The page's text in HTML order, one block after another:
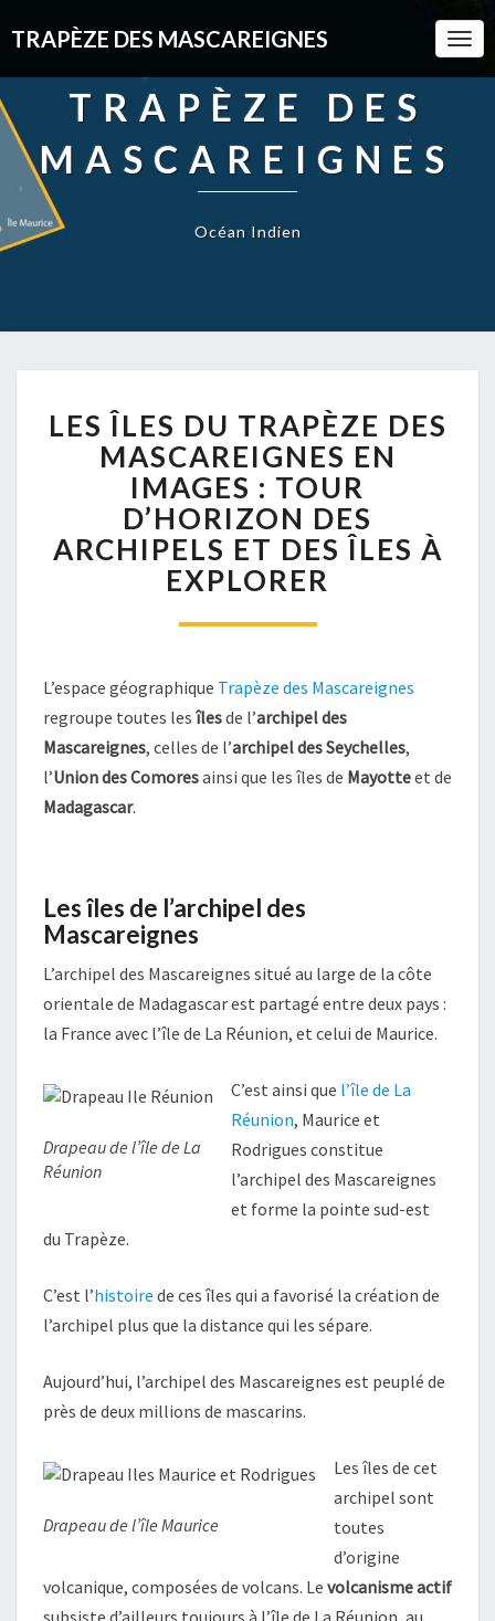
TRAPÈZE DES MASCAREIGNES
TRAPÈZE DES
MASCAREIGNES
Océan Indien
ÎLES
DU
TRAPÈZE
DES
MASCAREIGNES
EN
IMAGES
:
TOUR
ARCHIPELS
ET
DES
ÎLES
À
LES ÎLES DU TRAPÈZE DES
MASCAREIGNES EN
IMAGES : TOUR
D’HORIZON DES
ARCHIPELS ET DES ÎLES À
EXPLORER
L’espace géographique Trapèze des Mascareignes
regroupe toutes les îlesde l’archipel des
Mascareignes, celles de l’archipel des Seychelles,
l’Union des Comoresainsi que les îles de Mayotteet de
Madagascar.
Les îles de l’archipel des
Mascareignes
L’archipel des Mascareignes situé au large de la côte
orientale de Madagascar est partagé entre deux pays :
la France avec l’île de La Réunion, et celui de Maurice.
Drapeau de l’île de La
Réunion
C’est ainsi que l’île de La
Réunion, Maurice et
Rodrigues constitue
l’archipel des Mascareignes
et forme la pointe sud-est
du Trapèze.
C’est l’histoire de ces îles qui a favorisé la création de
l’archipel plus que la distance qui les sépare.
Aujourd’hui, l’archipel des Mascareignes est peuplé de
près de deux millions de mascarins.
Drapeau de l’île Maurice
Les îles de cet
archipel sont
toutes
d’origine
volcanique, composées de volcans. Le volcanisme actif
subsiste d’ailleurs toujours à l’île de La Réunion, au